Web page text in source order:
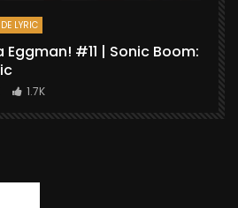
LYRIC
#11 | Sonic Boom:
1.7K